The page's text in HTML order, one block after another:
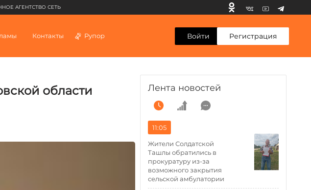
АГЕНТСТВО СЕТЬ
Контакты Рупор Войти Регистрация
области Лента новостей
11:05
Жители Солдатской
Ташлы обратились в
прокуратуру из-за
возможного закрытия
сельской амбулатории